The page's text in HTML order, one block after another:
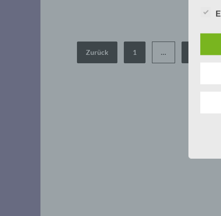
Seitennummerierung
Zurück 1 …